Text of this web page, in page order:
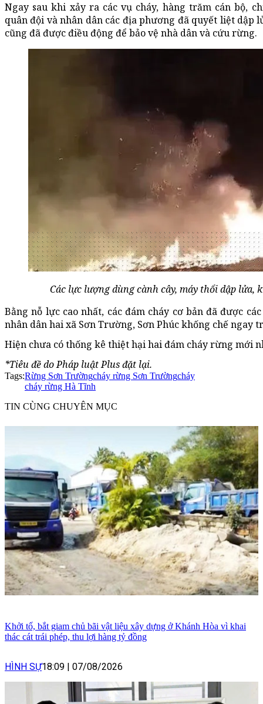
Ngay sau khi xảy ra các vụ cháy, hàng trăm cán bộ,
quân đội và nhân dân các địa phương đã quyết liệt dập
cũng đã được điều động để bảo vệ nhà dân và cứu rừng.
Các lực lượng dùng cành cây, máy thổi dập lửa,
Bằng nỗ lực cao nhất, các đám cháy cơ bản đã được
nhân dân hai xã Sơn Trường, Sơn Phúc khống chế ngay
Hiện chưa có thống kê thiệt hại hai đám cháy rừng mới
*Tiêu đề do Pháp luật Plus đặt lại.
Tags:Rừng Sơn Trườngcháy rừng Sơn Trườngcháy
cháy rừng Hà Tĩnh
TIN CÙNG CHUYÊN MỤC
Khởi tố, bắt giam chủ bãi vật liệu xây dựng ở Khánh Hòa vì khai
thác cát trái phép, thu lợi hàng tỷ đồng
HÌNH SỰ18:09 | 07/08/2026